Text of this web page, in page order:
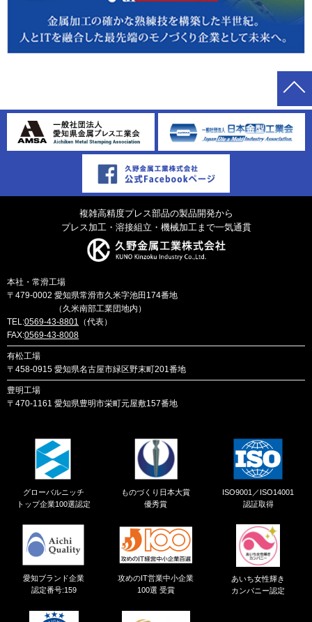
複雑高精度プレス部品の製品開発から
プレス加工・溶接組立・機械加工まで一気通貫
本社・常滑工場
〒479-0002 愛知県常滑市久米字池田174番地
（久米南部工業団地内）
TEL:0569-43-8801
（代表）
FAX:0569-43-8008
有松工場
〒458-0915 愛知県名古屋市緑区野末町201番地
豊明工場
〒470-1161 愛知県豊明市栄町元屋敷157番地
グローバルニッチ
トップ企業100選認定
ものづくり日本大賞
優秀賞
ISO9001／ISO14001
認証取得
愛知ブランド企業
認定番号:159
攻めのIT営業中小企業
100選 受賞
あいち女性輝き
カンパニー認定